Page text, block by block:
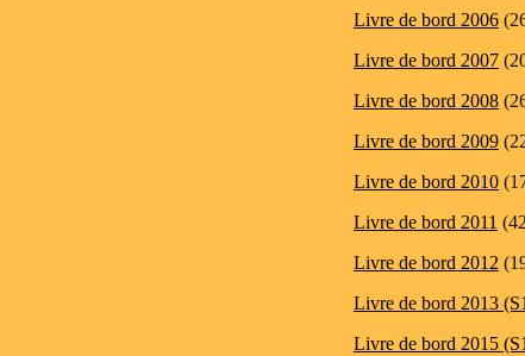
Livre de bord 2006
Livre de bord 2007
Livre de bord 2008
Livre de bord 2009
Livre de bord 2010
Livre de bord 2011
Livre de bord 2012
Livre de bord 2013
Livre de bord 2015